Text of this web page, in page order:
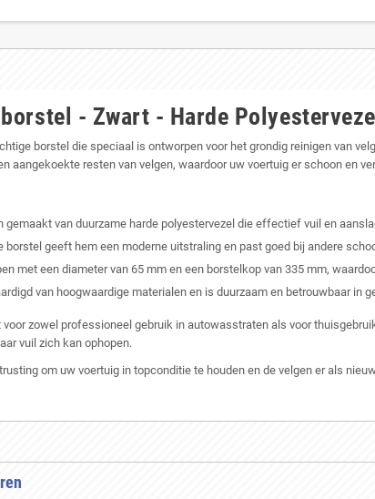
- Zwart - Harde
borstel die speciaal is ontworpen voor het grondig reinigen van
aangekoekte resten van velgen, waardoor uw voertuig er schoon en
gemaakt van duurzame harde polyestervezel die effectief vuil en
borstel geeft hem een moderne uitstraling en past goed bij andere
met een diameter van 65 mm en een borstelkop van 335 mm,
van hoogwaardige materialen en is duurzaam en betrouwbaar in
zowel professioneel gebruik in autowasstraten als voor
vuil zich kan ophopen.
om uw voertuig in topconditie te houden en de velgen er als